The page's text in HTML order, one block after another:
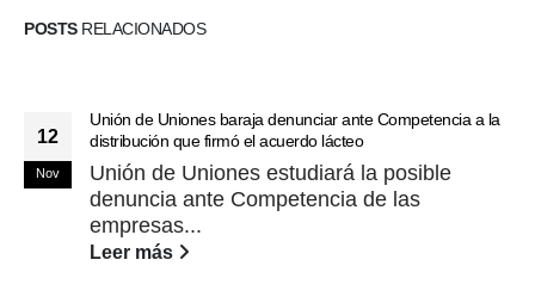
POSTSRELACIONADOS
12
Nov
Unión de Uniones baraja denunciar ante Competencia a la
distribución que firmó el acuerdo lácteo
Unión de Uniones estudiará la posible
denuncia ante Competencia de las
empresas...
Leer más